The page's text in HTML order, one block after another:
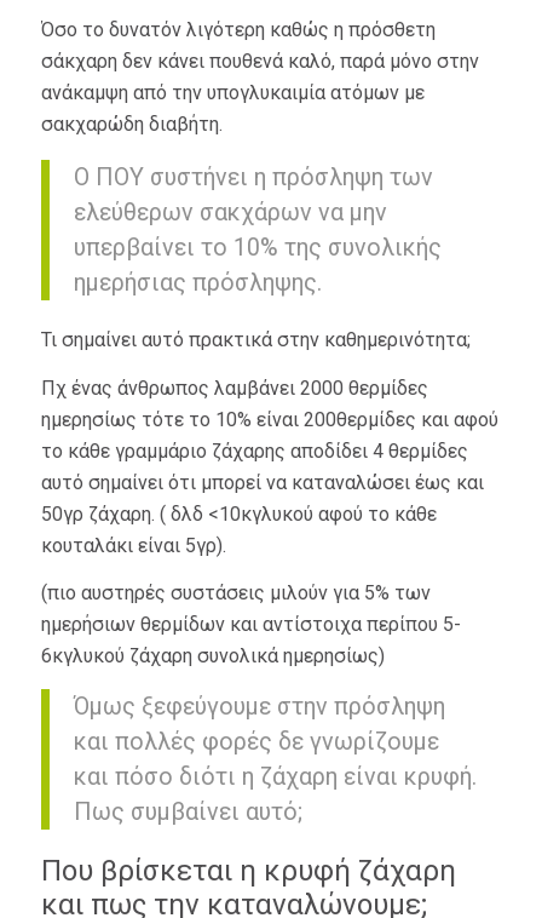
Όσο το δυνατόν λιγότερη καθώς η πρόσθετη
σάκχαρη δεν κάνει πουθενά καλό, παρά μόνο στην
ανάκαμψη από την υπογλυκαιμία ατόμων με
σακχαρώδη διαβήτη.
Ο ΠΟΥ συστήνει η πρόσληψη των
ελεύθερων σακχάρων να μην
υπερβαίνει το 10% της συνολικής
ημερήσιας πρόσληψης.
Τι σημαίνει αυτό πρακτικά στην καθημερινότητα;
Πχ ένας άνθρωπος λαμβάνει 2000 θερμίδες
ημερησίως τότε το 10% είναι 200θερμίδες και αφού
το κάθε γραμμάριο ζάχαρης αποδίδει 4 θερμίδες
αυτό σημαίνει ότι μπορεί να καταναλώσει έως και
50γρ ζάχαρη. ( δλδ <10κγλυκού αφού το κάθε
κουταλάκι είναι 5γρ).
(πιο αυστηρές συστάσεις μιλούν για 5% των
ημερήσιων θερμίδων και αντίστοιχα περίπου 5-
6κγλυκού ζάχαρη συνολικά ημερησίως)
Όμως ξεφεύγουμε στην πρόσληψη
και πολλές φορές δε γνωρίζουμε
και πόσο διότι η ζάχαρη είναι κρυφή.
Πως συμβαίνει αυτό;
Που βρίσκεται η κρυφή ζάχαρη
και πως την καταναλώνουμε;